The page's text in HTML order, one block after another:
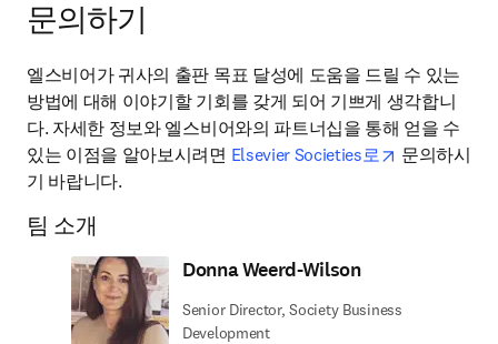
문의하기
엘스비어가 귀사의 출판 목표 달성에 도움을 드릴 수 있는
방법에 대해 이야기할 기회를 갖게 되어 기쁘게 생각합니
다. 자세한 정보와 엘스비어와의 파트너십을 통해 얻을 수
있는 이점을 알아보시려면 Elsevier Societies로 opens in
문의하시
기 바랍니다.
팀 소개
Donna Weerd-Wilson
Senior Director, Society Business
Development